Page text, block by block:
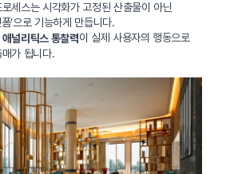
세스는 시각화가 고정된 산출물이 아닌
’으로 기능하게 만듭니다.
애널리틱스 통찰력이 실제 사용자의 행동으로
가 됩니다.